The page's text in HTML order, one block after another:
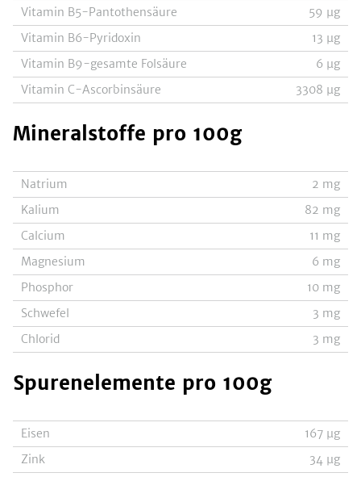
Vitamin B5-Pantothensäure
59 µg
Vitamin B6-Pyridoxin
13 µg
Vitamin B9-gesamte Folsäure
6 µg
Vitamin C-Ascorbinsäure
3308 µg
Mineralstoffe pro 100g
Natrium 2 mg
Kalium
82 mg
Calcium
11 mg
Magnesium
6 mg
Phosphor
10 mg
Schwefel
3 mg
Chlorid
3 mg
Spurenelemente pro 100g
Eisen 167 µg
Zink
34 µg